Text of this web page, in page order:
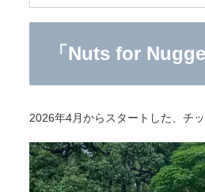
「Nuts for
2026年4月からスタートした、チ